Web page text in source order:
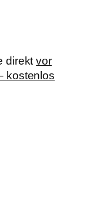
direktvor
kostenlos